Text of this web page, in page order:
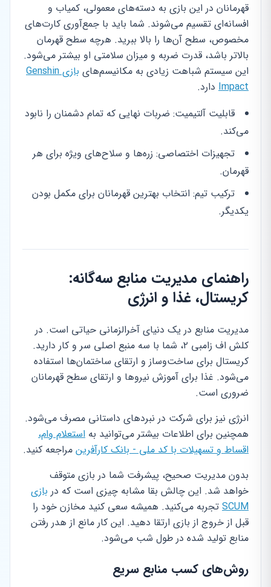
قهرمانان در این بازی به دسته‌های معمولی، کمیاب و
افسانه‌ای تقسیم می‌شوند. شما باید با جمع‌آوری کارت‌های
مخصوص، سطح آن‌ها را بالا ببرید. هرچه سطح قهرمان
بالاتر باشد، قدرت ضربه و میزان سلامتی او بیشتر می‌شود.
این سیستم شباهت زیادی به مکانیسم‌های
بازی Genshin
Impact دارد.
قابلیت آلتیمیت: ضربات نهایی که تمام دشمنان را نابود
می‌کند.
تجهیزات اختصاصی: زره‌ها و سلاح‌های ویژه برای هر
قهرمان.
ترکیب تیم: انتخاب بهترین قهرمانان برای مکمل بودن
یکدیگر.
راهنمای مدیریت منابع سه‌گانه:
کریستال، غذا و انرژی
مدیریت منابع در یک دنیای آخرالزمانی حیاتی است. در
کلش اف زامبی ۲، شما با سه منبع اصلی سر و کار دارید.
کریستال برای ساخت‌وساز و ارتقای ساختمان‌ها استفاده
می‌شود. غذا برای آموزش نیروها و ارتقای سطح قهرمانان
ضروری است.
انرژی نیز برای شرکت در نبردهای داستانی مصرف می‌شود.
همچنین برای اطلاعات بیشتر می‌توانید به استعلام وام،
اقساط و تسهیلات با کد ملی - بانک کارآفرین مراجعه کنید.
بدون مدیریت صحیح، پیشرفت شما در بازی متوقف
خواهد شد. این چالش بقا مشابه چیزی است که در بازی
SCUM تجربه می‌کنید. همیشه سعی کنید مخازن خود را
قبل از خروج از بازی ارتقا دهید. این کار مانع از هدر رفتن
منابع تولید شده در طول شب می‌شود.
روش‌های کسب منابع سریع